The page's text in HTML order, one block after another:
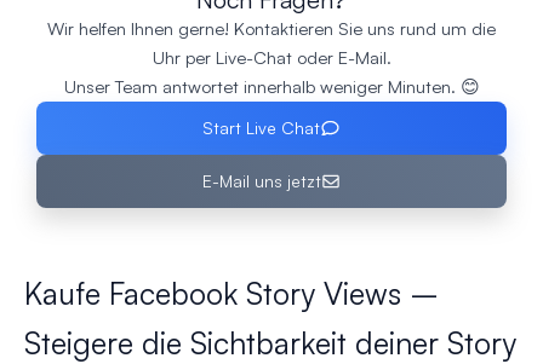
Wir helfen Ihnen gerne! Kontaktieren Sie uns rund um die
Uhr per Live-Chat oder E-Mail.
Unser Team antwortet innerhalb weniger Minuten. 😊
Start Live Chat
E-Mail uns jetzt
Kaufe Facebook Story Views –
Steigere die Sichtbarkeit deiner Story